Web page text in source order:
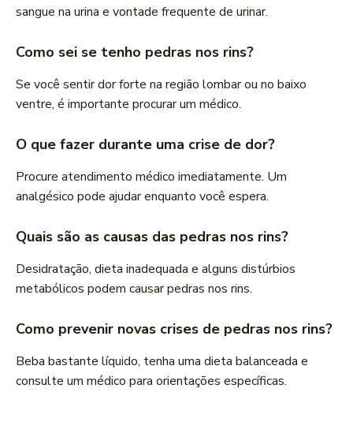
sangue na urina e vontade frequente de urinar.
Como sei se tenho pedras nos rins?
Se você sentir dor forte na região lombar ou no baixo
ventre, é importante procurar um médico.
O que fazer durante uma crise de dor?
Procure atendimento médico imediatamente. Um
analgésico pode ajudar enquanto você espera.
Quais são as causas das pedras nos rins?
Desidratação, dieta inadequada e alguns distúrbios
metabólicos podem causar pedras nos rins.
Como prevenir novas crises de pedras nos rins?
Beba bastante líquido, tenha uma dieta balanceada e
consulte um médico para orientações específicas.